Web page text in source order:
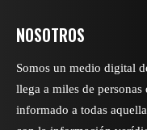
NOSOTROS
Somos un medio digital
llega a miles de
informado a todas